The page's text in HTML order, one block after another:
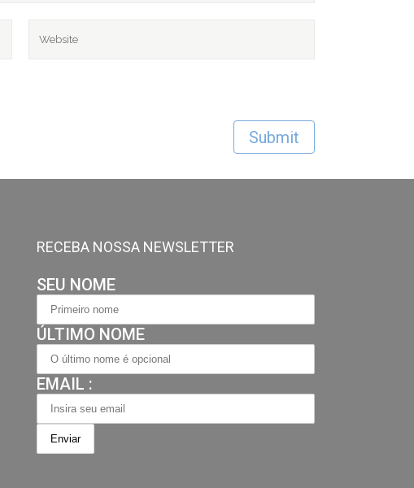
RECEBA NOSSA NEWSLETTER
SEU NOME
ÚLTIMO NOME
EMAIL :